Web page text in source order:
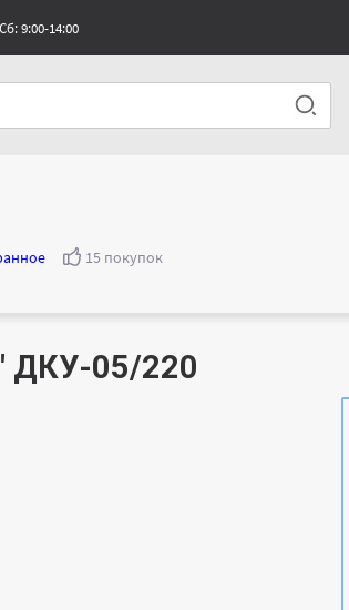
9:00-14:00
15 покупок
ДКУ-05/220